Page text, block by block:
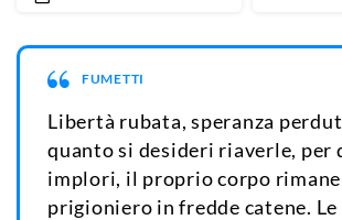
FUMETTI
Libertà rubata, speranza
quanto si desideri riaverle, per
implori, il proprio corpo rimane
prigioniero in fredde catene.